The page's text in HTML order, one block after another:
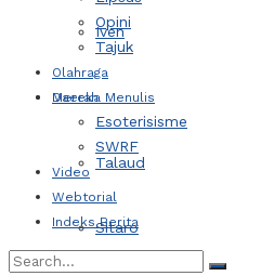
Iven
Daerah
Talaud
Sitaro
Opini
Tajuk
Olahraga
Mereka Menulis
Esoterisisme
SWRF
Video
Webtorial
Indeks Berita